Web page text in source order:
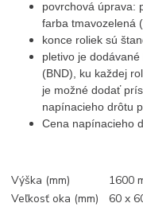
povrchová úprava:
farba tmavozelená (
konce roliek sú
pletivo je
(BND), ku každej
je možné dodať
napínacieho drôtu
Cena napínacieho
Výška (mm)
1600
Veľkosť oka (mm)
60 x